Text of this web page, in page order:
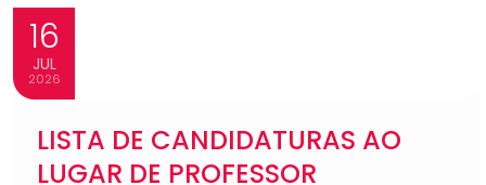
16
JUL
2026
LISTA DE CANDIDATURAS AO
LUGAR DE PROFESSOR